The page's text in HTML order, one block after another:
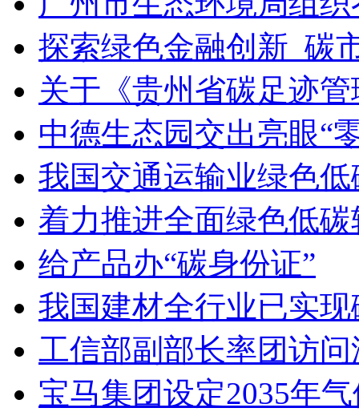
探索绿色金融创新 碳
关于《贵州省碳足迹
中德生态园交出亮眼“
我国交通运输业绿色
着力推进全面绿色低
给产品办“碳身份证”
我国建材全行业已实
工信部副部长率团访
宝马集团设定2035年